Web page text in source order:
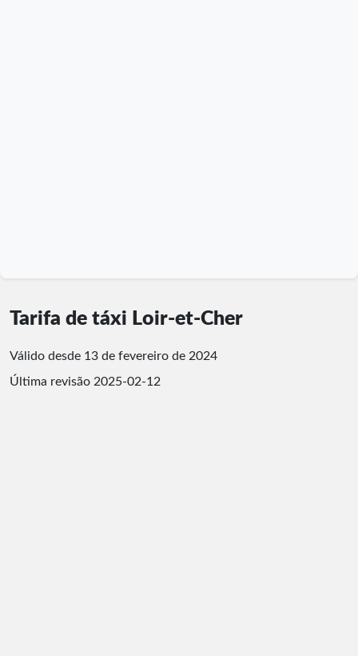
Tarifa de táxi Loir-et-Cher
Válido desde 13 de fevereiro de 2024
Última revisão 2025-02-12